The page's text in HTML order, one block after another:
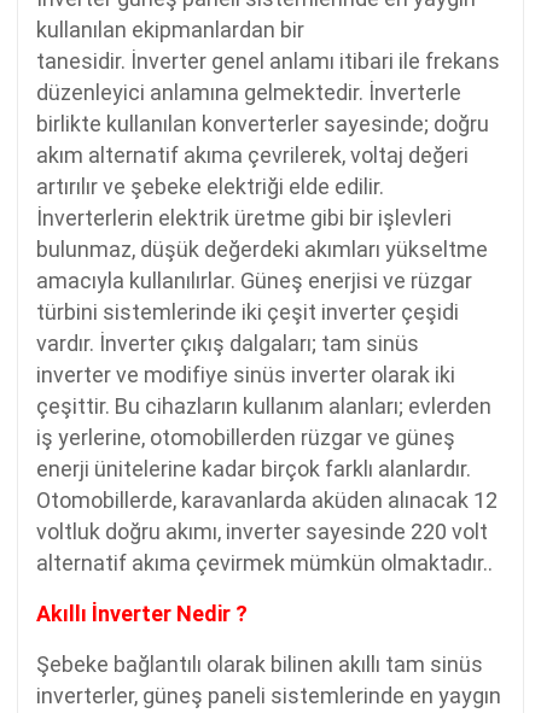
kullanılan ekipmanlardan bir
tanesidir. İnverter genel anlamı itibari ile frekans
düzenleyici anlamına gelmektedir. İnverterle
birlikte kullanılan konverterler sayesinde; doğru
akım alternatif akıma çevrilerek, voltaj değeri
artırılır ve şebeke elektriği elde edilir.
İnverterlerin elektrik üretme gibi bir işlevleri
bulunmaz, düşük değerdeki akımları yükseltme
amacıyla kullanılırlar. Güneş enerjisi ve rüzgar
türbini sistemlerinde iki çeşit inverter çeşidi
vardır. İnverter çıkış dalgaları; tam sinüs
inverter ve modifiye sinüs inverter olarak iki
çeşittir. Bu cihazların kullanım alanları; evlerden
iş yerlerine, otomobillerden rüzgar ve güneş
enerji ünitelerine kadar birçok farklı alanlardır.
Otomobillerde, karavanlarda aküden alınacak 12
voltluk doğru akımı, inverter sayesinde 220 volt
alternatif akıma çevirmek mümkün olmaktadır..
Akıllı İnverter Nedir ?
Şebeke bağlantılı olarak bilinen akıllı tam sinüs
inverterler, güneş paneli sistemlerinde en yaygın